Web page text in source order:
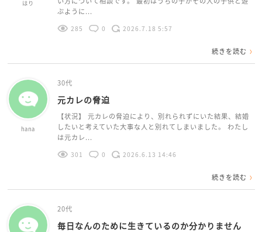
はり
ぶように...
285 0 2026.7.18 5:57
続きを読む
hana
30代
元カレの脅迫
【状況】 元カレの脅迫により、別れられずにいた結果、結婚
したいと考えていた大事な人と別れてしまいました。 わたし
は元カレ...
301 0 2026.6.13 14:46
続きを読む
20代
毎日なんのために生きているのか分かりません